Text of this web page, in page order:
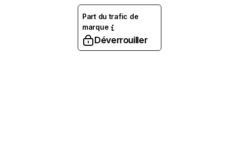
Part du trafic de
marque
Déverrouiller